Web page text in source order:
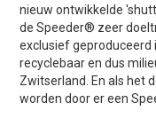
nieuw ontwikkelde
de Speeder® zeer
exclusief geproduceerd
recyclebaar en dus
Zwitserland. En als het
worden door er een